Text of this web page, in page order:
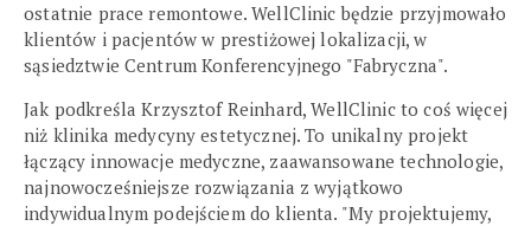
ostatnie prace remontowe. WellClinic będzie przyjmowało
klientów i pacjentów w prestiżowej lokalizacji, w
sąsiedztwie Centrum Konferencyjnego "Fabryczna".
Jak podkreśla Krzysztof Reinhard, WellClinic to coś więcej
niż klinika medycyny estetycznej. To unikalny projekt
łączący innowacje medyczne, zaawansowane technologie,
najnowocześniejsze rozwiązania z wyjątkowo
indywidualnym podejściem do klienta. "My projektujemy,